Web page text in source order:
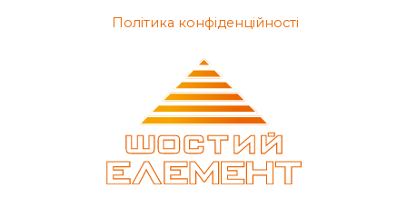
Політика конфіденційності